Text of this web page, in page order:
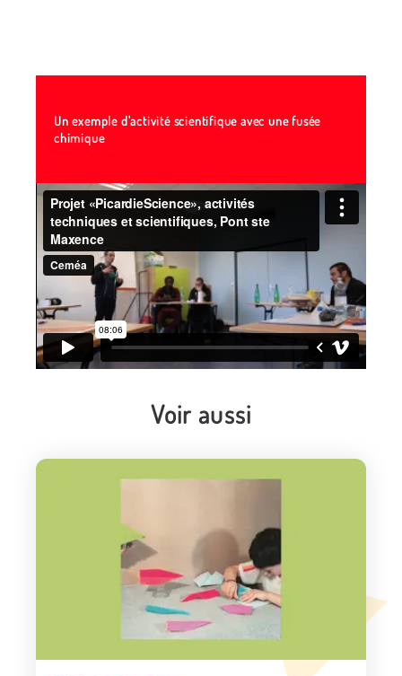
Un exemple d'activité scientifique avec une fusée
chimique
Voir aussi